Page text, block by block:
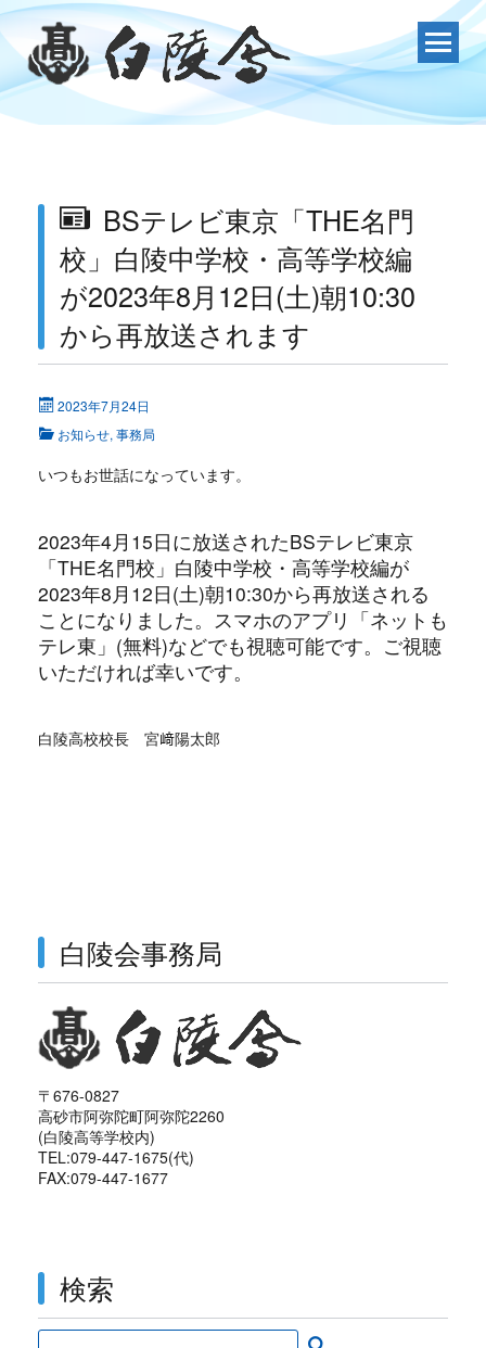
Skip
to
content
BSテレビ東京「THE名門
校」白陵中学校・高等学校編
が2023年8月12日(土)朝10:30
から再放送されます
2023年7月24日
お知らせ, 事務局
いつもお世話になっています。
2023年4月15日に放送されたBSテレビ東京
「THE名門校」白陵中学校・高等学校編が
2023年8月12日(土)朝10:30から再放送される
ことになりました。スマホのアプリ「ネットも
テレ東」(無料)などでも視聴可能です。ご視聴
いただければ幸いです。
白陵高校校長 宮﨑陽太郎
白陵会事務局
〒676-0827
高砂市阿弥陀町阿弥陀2260
(白陵高等学校内)
TEL:079-447-1675(代)
FAX:079-447-1677
検索